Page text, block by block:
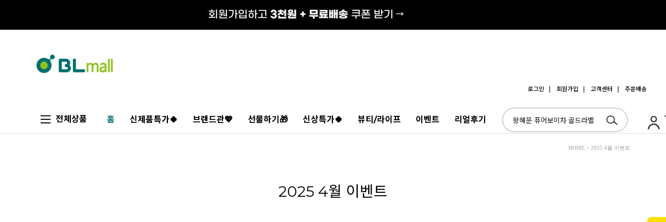
로그인 | 회원가입 | 고객센터 | 주문배송
전체상품 홈 신제품특가🍀 브랜드관💖 선물하기🎁 신상특가🍀 뷰티/라이프 이벤트 리얼후기
HOME > 2025 4월 이벤트
2025 4월 이벤트